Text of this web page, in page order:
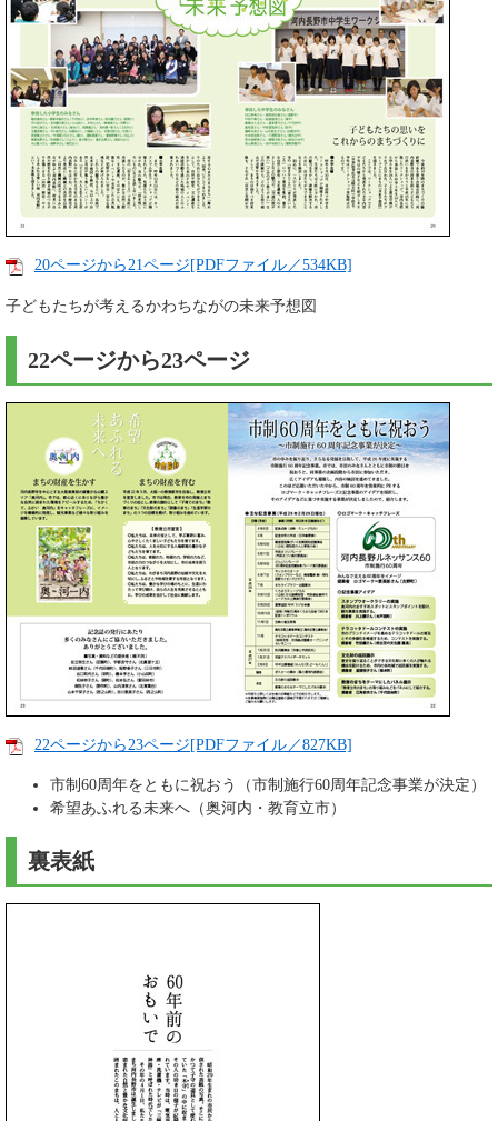
20ページから21ページ[PDFファイル／534KB]
子どもたちが考えるかわちながの未来予想図
22ページから23ページ
22ページから23ページ[PDFファイル／827KB]
市制60周年をともに祝おう（市制施行60周年記念事業が決定）
希望あふれる未来へ（奥河内・教育立市）
裏表紙